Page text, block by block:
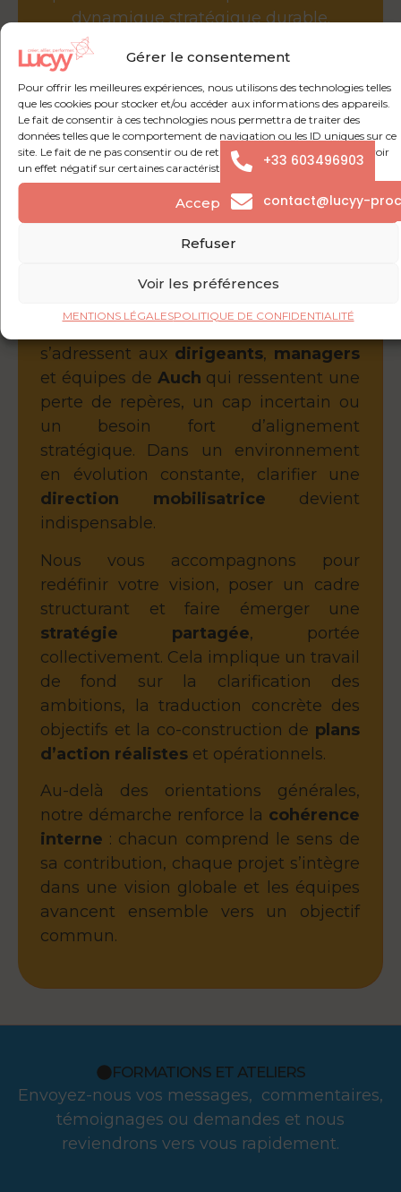
Gérer le consentement
Pour offrir les meilleures expériences, nous utilisons des technologies telles
que les cookies pour stocker et/ou accéder aux informations des appareils.
Le fait de consentir à ces technologies nous permettra de traiter des
données telles que le comportement de navigation ou les ID uniques sur ce
site. Le fait de ne pas consentir ou de retirer son consentement peut avoir
un effet négatif sur certaines caractéristiques et fonctions.
Accepter
Refuser
Voir les préférences
MENTIONS LÉGALESPOLITIQUE DE CONFIDENTIALITÉ
dynamique stratégique durable.
s’adressent aux dirigeants, managers
et équipes de Auch qui ressentent une
perte de repères, un cap incertain ou
un besoin fort d’alignement
stratégique. Dans un environnement
en évolution constante, clarifier une
direction mobilisatrice devient
indispensable.
Nous vous accompagnons pour
redéfinir votre vision, poser un cadre
structurant et faire émerger une
stratégie partagée, portée
collectivement. Cela implique un travail
de fond sur la clarification des
ambitions, la traduction concrète des
objectifs et la co-construction de plans
d’action réalistes et opérationnels.
Au-delà des orientations générales,
notre démarche renforce la cohérence
interne : chacun comprend le sens de
sa contribution, chaque projet s’intègre
dans une vision globale et les équipes
avancent ensemble vers un objectif
commun.
FORMATIONS ET ATELIERS
Envoyez-nous vos messages, commentaires,
témoignages ou demandes et nous
reviendrons vers vous rapidement.
+33 603496903
contact@lucyy-